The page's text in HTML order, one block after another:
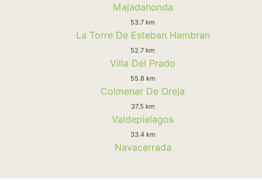
Majadahonda
53.7 km
La Torre De Esteban Hambran
52.7 km
Villa Del Prado
55.8 km
Colmenar De Oreja
37.5 km
Valdepielagos
33.4 km
Navacerrada